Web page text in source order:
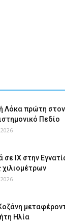
Λόκα πρώτη
Πεδίο
σε ΙΧ στην
χιλιομέτρων
Ηλία